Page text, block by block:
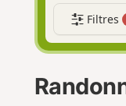
Filtres